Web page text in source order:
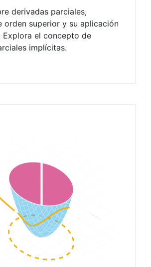
derivadas parciales,
orden superior y su aplicación
Explora el concepto de
implícitas.